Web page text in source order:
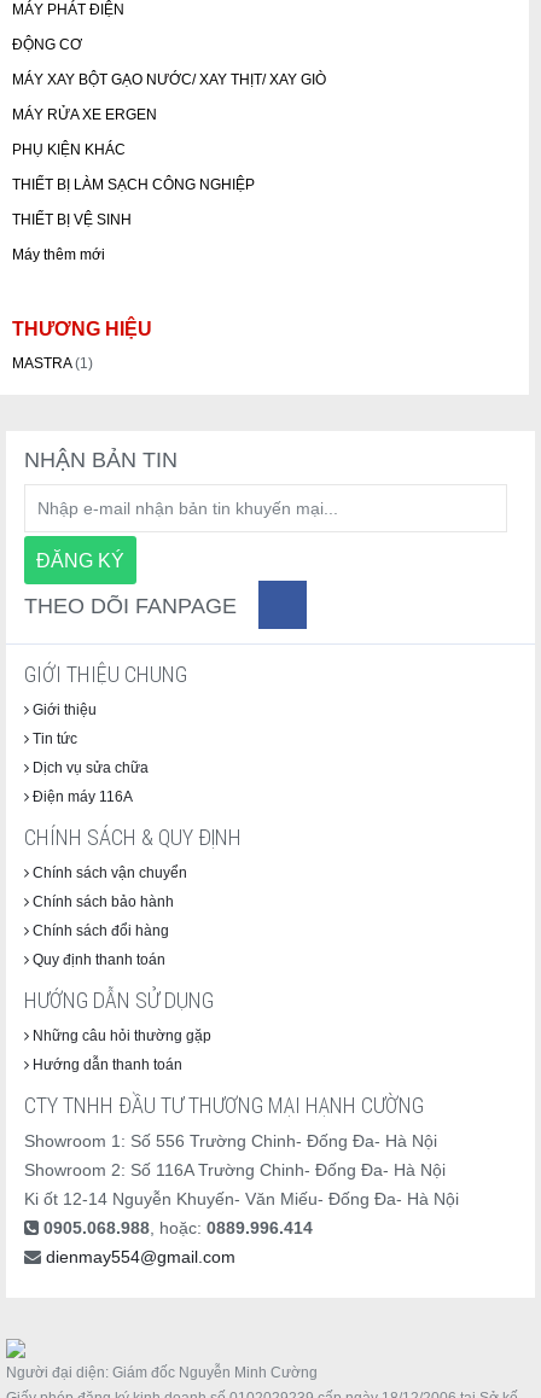
MÁY PHÁT ĐIỆN
ĐỘNG CƠ
MÁY XAY BỘT GẠO NƯỚC/ XAY THỊT/ XAY GIÒ
MÁY RỬA XE ERGEN
PHỤ KIỆN KHÁC
THIẾT BỊ LÀM SẠCH CÔNG NGHIỆP
THIẾT BỊ VỆ SINH
Máy thêm mới
THƯƠNG HIỆU
MASTRA(1)
NHẬN BẢN TIN
THEO DÕI FANPAGE
GIỚI THIỆU CHUNG
Giới thiệu
Tin tức
Dịch vụ sửa chữa
Điện máy 116A
CHÍNH SÁCH & QUY ĐỊNH
Chính sách vận chuyển
Chính sách bảo hành
Chính sách đổi hàng
Quy định thanh toán
HƯỚNG DẪN SỬ DỤNG
Những câu hỏi thường gặp
Hướng dẫn thanh toán
CTY TNHH ĐẦU TƯ THƯƠNG MẠI HẠNH CƯỜNG
Showroom 1: Số 556 Trường Chinh- Đống Đa- Hà Nội
Showroom 2: Số 116A Trường Chinh- Đống Đa- Hà Nội
Ki ốt 12-14 Nguyễn Khuyến- Văn Miếu- Đống Đa- Hà Nội
0905.068.988 , hoặc: 0889.996.414
dienmay554@gmail.com
Người đại diện: Giám đốc Nguyễn Minh Cường